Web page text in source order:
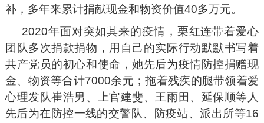
补，多年来累计捐献现金和物资价值40多万元。
2020年面对突如其来的疫情，栗红连带着爱心
团队多次捐款捐物，用自己的实际行动默默书写着
共产党员的初心和使命，她先后为疫情防控捐赠现
金、物资等合计7000余元；拖着残疾的腿带领着爱
心理发队崔浩男、上官建斐、王雨田、延保顺等人
先后为在防控一线的交警队、防疫站、派出所等16